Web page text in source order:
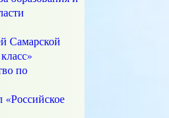
Самарской
по